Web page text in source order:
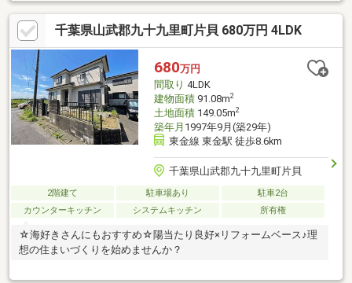
千葉県山武郡九十九里町片貝 680万円 4LDK
680万円
間取り 4LDK
建物面積91.08m2
土地面積149.05m2
築年月 1997年9月(築29年)
東金線 東金駅 徒歩8.6km
千葉県山武郡九十九里町片貝
2階建て 駐車場あり
駐車2台
カウンターキッチン
システムキッチン 所有権
☆海好きさんにもおすすめ☆陽当たり良好×リフォームベース♪理
想の住まいづくりを始めませんか？